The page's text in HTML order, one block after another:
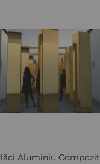
Aluminiu Compozit